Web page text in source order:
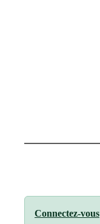
Connectez-vous